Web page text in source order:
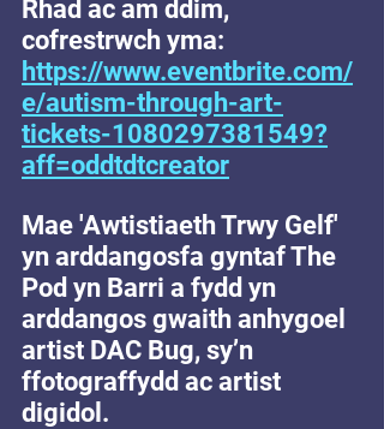
Rhad ac am ddim,
cofrestrwch yma:
https://www.eventbrite.com/
e/autism-through-art-
tickets-1080297381549?
aff=oddtdtcreator
Mae 'Awtistiaeth Trwy Gelf'
yn arddangosfa gyntaf The
Pod yn Barri a fydd yn
arddangos gwaith anhygoel
artist DAC Bug, sy’n
ffotograffydd ac artist
digidol.